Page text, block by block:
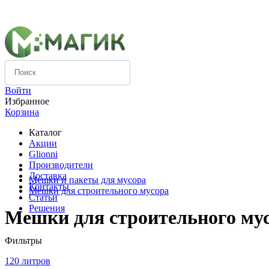
Войти
Избранное
Корзина
Каталог
Акции
Glionni
Производители
Доставка
Контакты
Статьи
Решения
Мешки и пакеты для мусора
Мешки для строительного мусора
Мешки для строительного
Фильтры
120 литров